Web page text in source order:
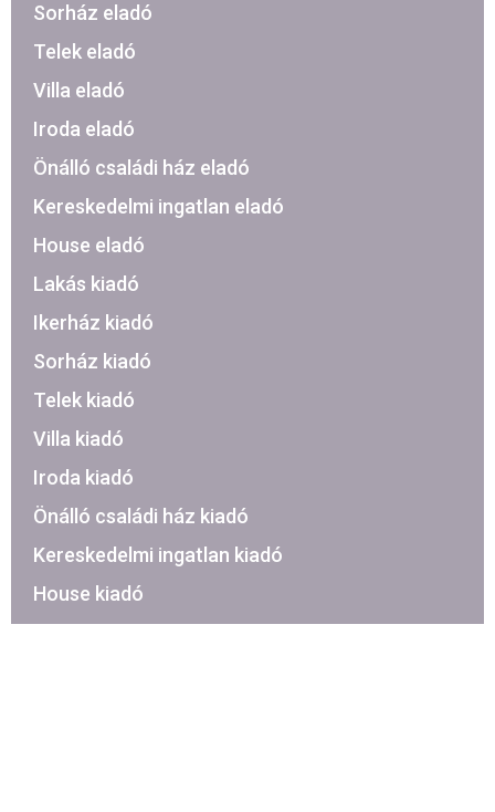
Sorház eladó
Telek eladó
Villa eladó
Iroda eladó
Önálló családi ház eladó
Kereskedelmi ingatlan eladó
House eladó
Lakás kiadó
Ikerház kiadó
Sorház kiadó
Telek kiadó
Villa kiadó
Iroda kiadó
Önálló családi ház kiadó
Kereskedelmi ingatlan kiadó
House kiadó